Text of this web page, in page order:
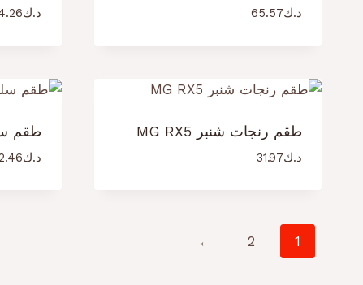
د.ك65.57 د.ك
طقم رنجات شنبر MG RX5
د.ك31.97
طقم
د.ك
1
2
←